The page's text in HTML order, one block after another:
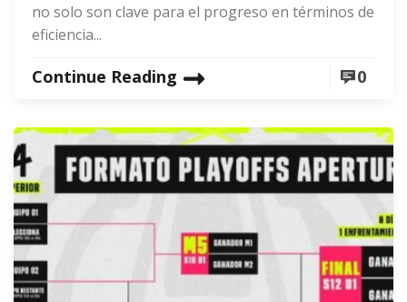
no solo son clave para el progreso en términos de
eficiencia...
Continue Reading 0